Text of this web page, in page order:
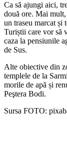
Ca să ajungi aici,
două ore. Mai
un traseu marcat și
Turiștii care vor să
caza la pensiunile
de Sus.
Alte obiective din
templele de la
morile de apă și
Peştera Bodi.
Sursa FOTO: